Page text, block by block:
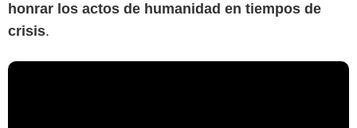
honrar los actos de humanidad en tiempos de
crisis.